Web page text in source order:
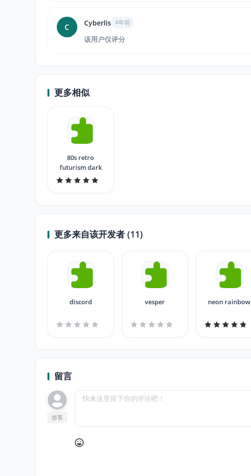
C Cyberlis 4年前
该用户仅评分
更多相似
80s retro
futurism dark
更多来自该开发者 (11)
discord vesper neon rainbow
留言
游客